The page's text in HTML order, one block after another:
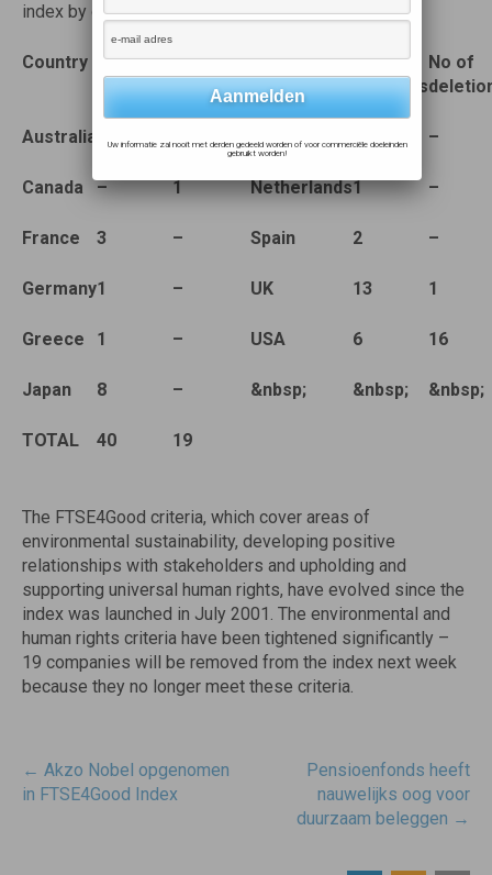
index by country:
Country
No of
additions
No of
deletions
Country
No of
additions
No of
Australia Ireland 1 –
Canada – 1 Netherlands1 –
France 3 – Spain 2 –
Germany1 – UK 13 1
Greece 1 – USA 6 16
Japan 8 – &nbsp; &nbsp; &nbsp;
TOTAL 40 19
The FTSE4Good criteria, which cover areas of
environmental sustainability, developing positive
relationships with stakeholders and upholding and
supporting universal human rights, have evolved since the
index was launched in July 2001. The environmental and
human rights criteria have been tightened significantly –
19 companies will be removed from the index next week
because they no longer meet these criteria.
Post
navigatie
← Akzo Nobel opgenomen
in FTSE4Good Index
Pensioenfonds heeft
nauwelijks oog voor
duurzaam beleggen →
Uw informatie zal nooit met derden gedeeld worden of voor commerciële doeleinden
gebruikt worden!